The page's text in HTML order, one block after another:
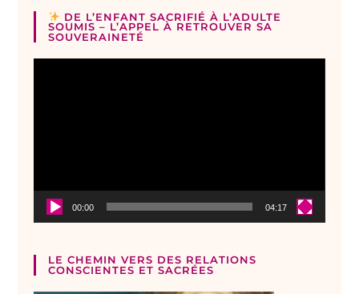
DE L’ENFANT SACRIFIÉ À L’ADULTE
SOUMIS – L’APPEL À RETROUVER SA
SOUVERAINETÉ
00:00 04:17
LE CHEMIN VERS DES RELATIONS
CONSCIENTES ET SACRÉES